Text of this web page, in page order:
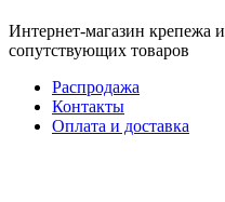
Интернет-магазин крепежа и
сопутствующих товаров
Распродажа
Контакты
Оплата и доставка